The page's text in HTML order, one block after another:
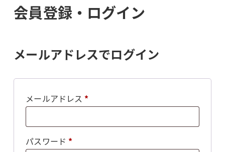
会員登録・ログイン
メールアドレスでログイン
メールアドレス *必
パスワード *必